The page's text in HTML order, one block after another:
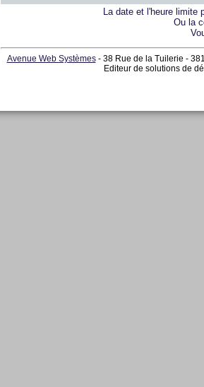
La date et l'heure limite
Ou la
Avenue Web Systèmes- 38 Rue de la Tuilerie -
Editeur de solutions de